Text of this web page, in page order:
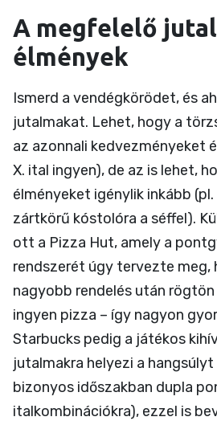
A megfelelő
élmények
Ismerd a vendégkörödet, és
jutalmakat. Lehet, hogy a
az azonnali kedvezményeket
X. ital ingyen), de az is lehet,
élményeket igénylik inkább
zártkörű kóstolóra a séffel).
ott a Pizza Hut, amely a
rendszerét úgy tervezte meg,
nagyobb rendelés után
ingyen pizza – így nagyon
Starbucks pedig a játékos
jutalmakra helyezi a
bizonyos időszakban dupla
italkombinációkra), ezzel is